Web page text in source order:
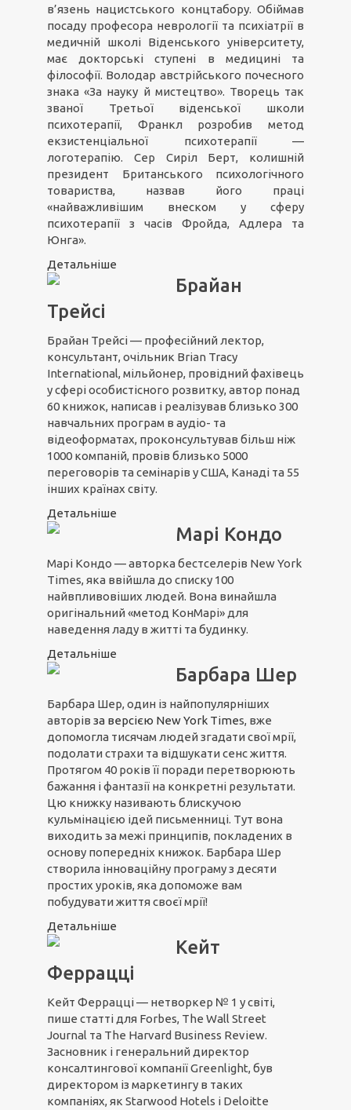
в’язень нацистського концтабору. Обіймав
посаду професора неврології та психіатрії в
медичній школі Віденського університету,
має докторські ступені в медицині та
філософії. Володар австрійського почесного
знака «За науку й мистецтво». Творець так
званої Третьої віденської школи
психотерапії, Франкл розробив метод
екзистенціальної психотерапії —
логотерапію. Сер Сиріл Берт, колишній
президент Британського психологічного
товариства, назвав його праці
«найважливішим внеском у сферу
психотерапії з часів Фройда, Адлера та
Юнга».
Детальніше
Брайан
Трейсі
Брайан Трейсі — професійний лектор,
консультант, очільник Brian Tracy
International, мільйонер, провідний фахівець
у сфері особистісного розвитку, автор понад
60 книжок, написав і реалізував близько 300
навчальних програм в аудіо- та
відеоформатах, проконсультував більш ніж
1000 компаній, провів близько 5000
переговорів та семінарів у США, Канаді та 55
інших країнах світу.
Детальніше
Марі Кондо
Марі Кондо — авторка бестселерів New York
Times, яка ввійшла до списку 100
найвпливовіших людей. Вона винайшла
оригінальний «метод КонМарі» для
наведення ладу в житті та будинку.
Детальніше
Барбара Шер
Барбара Шер, один із найпопулярніших
авторів за версією New York Times, вже
допомогла тисячам людей згадати свої мрії,
подолати страхи та відшукати сенс життя.
Протягом 40 років її поради перетворюють
бажання і фантазії на конкретні результати.
Цю книжку називають блискучою
кульмінацією ідей письменниці. Тут вона
виходить за межі принципів, покладених в
основу попередніх книжок. Барбара Шер
створила інноваційну програму з десяти
простих уроків, яка допоможе вам
побудувати життя своєї мрії!
Детальніше
Кейт
Феррацці
Кейт Феррацці — нетворкер № 1 у світі,
пише статті для Forbes, The Wall Street
Journal та The Harvard Business Review.
Засновник і генеральний директор
консалтингової компанії Greenlight, був
директором із маркетингу в таких
компаніях, як Starwood Hotels і Deloitte